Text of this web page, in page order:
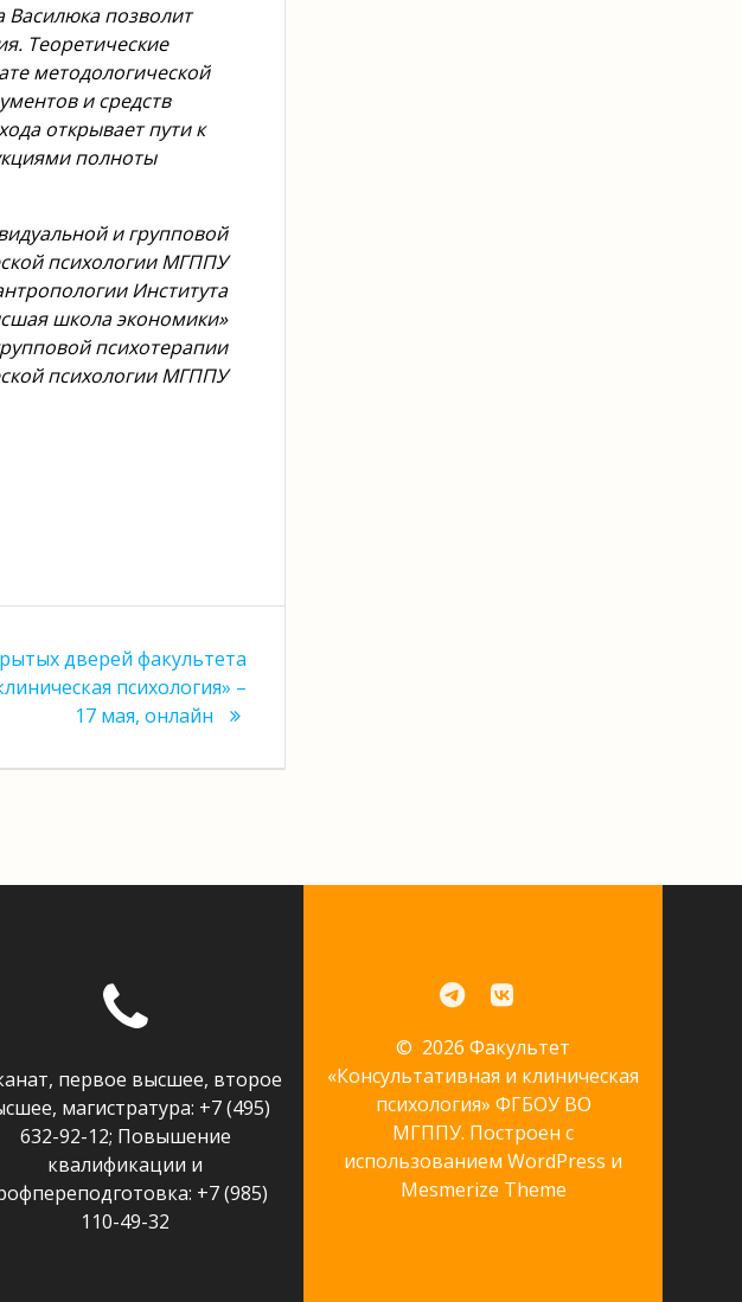
позволит
Теоретические
методологической
и средств
открывает пути к
полноты
и групповой
психологии МГППУ
Института
школа экономики»
психотерапии
психологии МГППУ
дверей факультета
психология» –
17 мая, онлайн
первое высшее, второе
магистратура: +7 (495)
632-92-12; Повышение
квалификации и
+7 (985)
110-49-32
© 2026 Факультет
«Консультативная и клиническая
психология» ФГБОУ ВО
МГППУ. Построен с
использованием WordPress и
Mesmerize Theme